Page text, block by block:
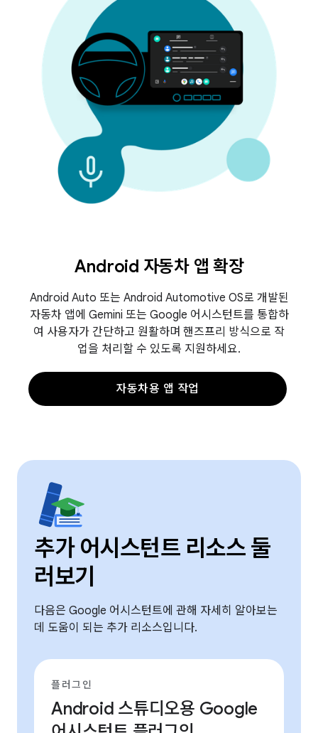
Android 자동차 앱 확장
Android Auto 또는 Android Automotive OS로 개발된
자동차 앱에 Gemini 또는 Google 어시스턴트를 통합하
여 사용자가 간단하고 원활하며 핸즈프리 방식으로 작
업을 처리할 수 있도록 지원하세요.
자동차용 앱 작업
추가 어시스턴트 리소스 둘
러보기
다음은 Google 어시스턴트에 관해 자세히 알아보는
데 도움이 되는 추가 리소스입니다.
플러그인
Android 스튜디오용 Google